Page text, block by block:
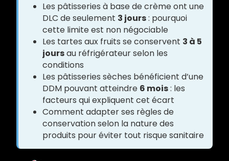
Les pâtisseries à base de crème ont une
DLC de seulement 3 jours: pourquoi
cette limite est non négociable
Les tartes aux fruits se conservent 3 à 5
joursau réfrigérateur selon les
conditions
Les pâtisseries sèches bénéficient d’une
DDM pouvant atteindre 6 mois: les
facteurs qui expliquent cet écart
Comment adapter ses règles de
conservation selon la nature des
produits pour éviter tout risque sanitaire